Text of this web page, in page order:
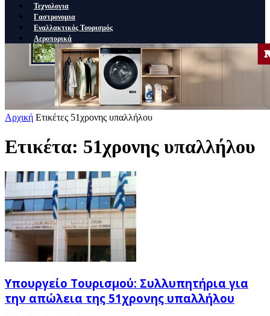
Τεχνολογια
Γαστρονομια
Εναλλακτικός Τουρισμός
Αεροπορικά
Αρχική Ετικέτες 51χρονης υπαλλήλου
Ετικέτα: 51χρονης υπαλλήλου
Υπουργείο Τουρισμού: Συλλυπητήρια για
την απώλεια της 51χρονης υπαλλήλου